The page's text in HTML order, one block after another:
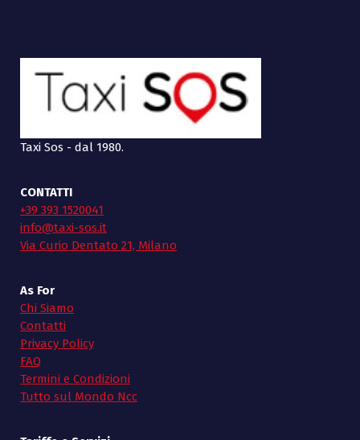
Taxi Sos - dal 1980.
CONTATTI
+39 393 1520041
info@taxi-sos.it
Via Curio Dentato 21, Milano
As For
Chi Siamo
Contatti
Privacy Policy
FAQ
Termini e Condizioni
Tutto sul Mondo Ncc